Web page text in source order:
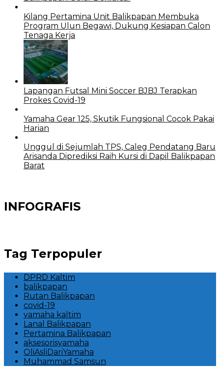
Kilang Pertamina Unit Balikpapan Membuka
Program Ulun Begawi, Dukung Kesiapan Calon
Tenaga Kerja
Lapangan Futsal Mini Soccer BJBJ Terapkan
Prokes Covid-19
Yamaha Gear 125, Skutik Fungsional Cocok Pakai
Harian
Unggul di Sejumlah TPS, Caleg Pendatang Baru
Arisanda Diprediksi Raih Kursi di Dapil Balikpapan
Barat
INFOGRAFIS
Tag Terpopuler
DPRD Kaltim
balikpapan
Rutan Balikpapan
covid-19
yamaha kaltim
Lanal Balikpapan
Pertamina Balikpapan
aksesorisyamaha
OliAsliDariYamaha
Muhammad Samsun